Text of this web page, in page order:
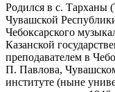
Родился в с. Тарханы
Чувашской
Чебоксарского
Казанской
преподавателем в
П. Павлова,
институте (ныне